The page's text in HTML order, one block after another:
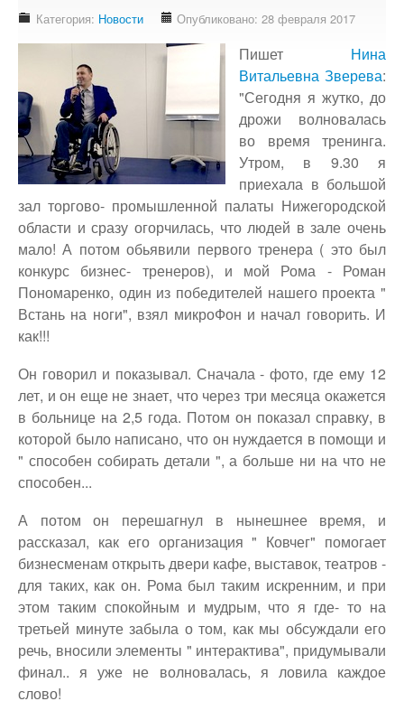
Доступность - что это?
Наш аудит доступности
Подтверждение доступности
Наши проекты
Our projects
Публичная отетность
Our public reporting
Публикации
Our publication
Контакты
Our contact
Категория: Новости Опубликовано: 28 февраля 2017
Пишет Нина
Витальевна Зверева:
"Сегодня я жутко, до
дрожи волновалась
во время тренинга.
Утром, в 9.30 я
приехала в большой
зал торгово- промышленной палаты Нижегородской
области и сразу огорчилась, что людей в зале очень
мало! А потом обьявили первого тренера ( это был
конкурс бизнес- тренеров), и мой Рома - Роман
Пономаренко, один из победителей нашего проекта "
Встань на ноги", взял микроФон и начал говорить. И
как!!!
Он говорил и показывал. Сначала - фото, где ему 12
лет, и он еще не знает, что через три месяца окажется
в больнице на 2,5 года. Потом он показал справку, в
которой было написано, что он нуждается в помощи и
" способен собирать детали ", а больше ни на что не
способен...
А потом он перешагнул в нынешнее время, и
рассказал, как его организация " Ковчег" помогает
бизнесменам открыть двери кафе, выставок, театров -
для таких, как он. Рома был таким искренним, и при
этом таким спокойным и мудрым, что я где- то на
третьей минуте забыла о том, как мы обсуждали его
речь, вносили элементы " интерактива", придумывали
финал.. я уже не волновалась, я ловила каждое
слово!